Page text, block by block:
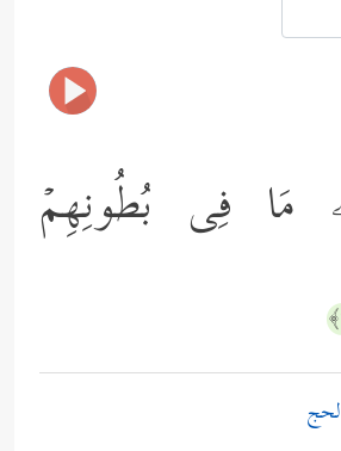
مَا فِی بُطُونِهِمۡ